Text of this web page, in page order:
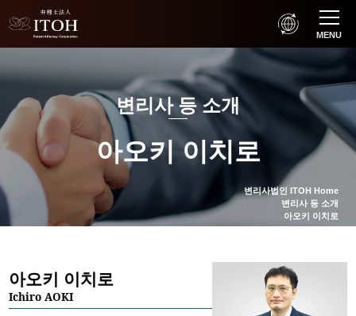
MENU
아오키 이치로
변리사 등 소개
변리사법인 ITOH Home
변리사 등 소개
아오키 이치로
아오키 이치로
Ichiro AOKI